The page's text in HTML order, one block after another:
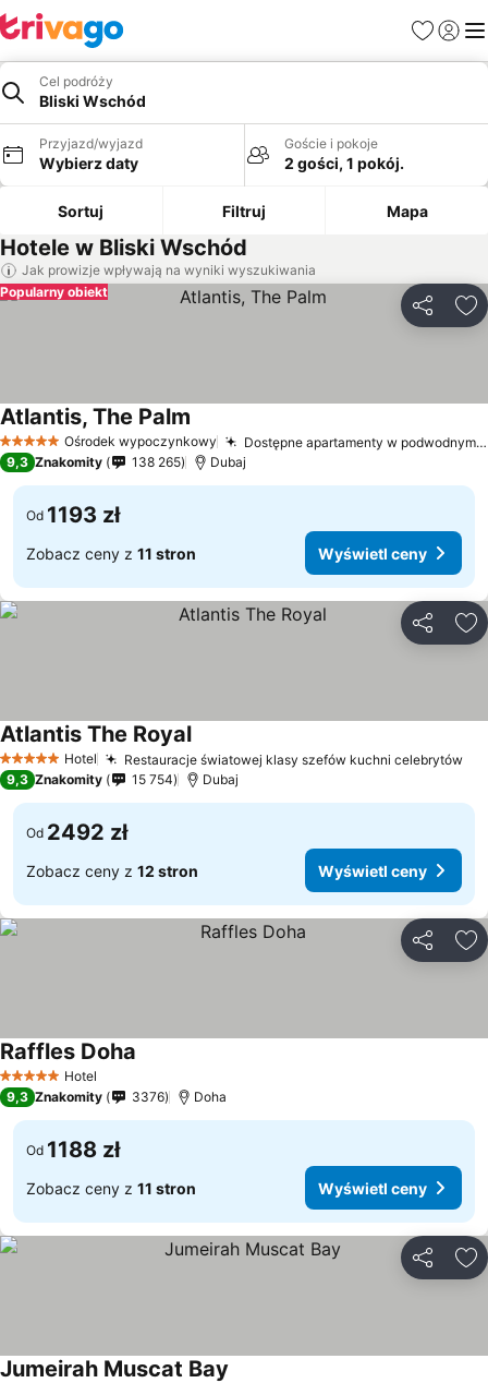
Ulubione
Cel podróży
Bliski Wschód
Przyjazd/wyjazd
Wybierz daty
Goście i pokoje
2 gości, 1 pokój.
Sortuj Filtruj Mapa
Hotele w Bliski Wschód
Jak prowizje wpływają na wyniki wyszukiwania
Popularny obiekt
5 KategoriaOśrodek wypoczynkowy Dostępne apartamenty w podwodnym stylu
Atlantis, The Palm
9,3 Znakomity 138 265 Dubaj
Od 1193 zł
Zobacz ceny z 11 stron Wyświetl ceny
5 KategoriaHotel Restauracje światowej klasy szefów kuchni celebrytów
Atlantis The RoyalWyświetl ceny
9,3 Znakomity 15 754 Dubaj
Od 2492 zł
Zobacz ceny z 12 stron Wyświetl ceny
5 KategoriaHotel
Raffles Doha
9,3 Znakomity 3376 Doha
Od 1188 zł
Zobacz ceny z 11 stron Wyświetl ceny
Jumeirah Muscat Bay